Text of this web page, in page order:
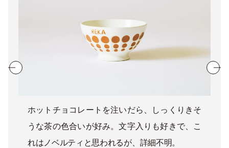
ホットチョコレートを注いだら、しっくりきそ
うな茶の色合いが好み。文字入りも好きで、こ
れはノベルティと思われるが、詳細不明。